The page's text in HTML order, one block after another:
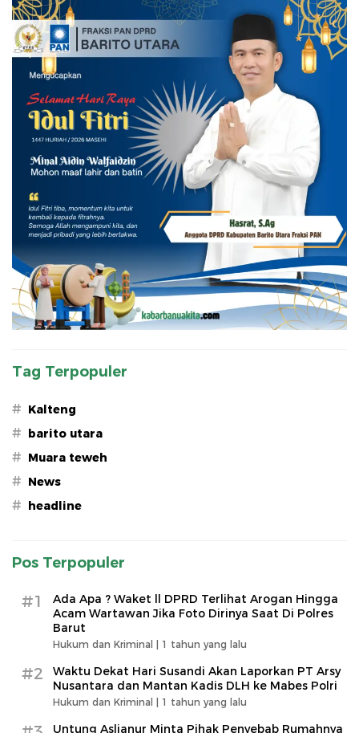
Tag Terpopuler
# Kalteng
# barito utara
# Muara teweh
# News
# headline
Pos Terpopuler
#1
Ada Apa ? Waket ll DPRD Terlihat Arogan Hingga
Acam Wartawan Jika Foto Dirinya Saat Di Polres
Barut
Hukum dan Kriminal | 1 tahun yang lalu
#2
Waktu Dekat Hari Susandi Akan Laporkan PT Arsy
Nusantara dan Mantan Kadis DLH ke Mabes Polri
Hukum dan Kriminal | 1 tahun yang lalu
Untung Aslianur Minta Pihak Penyebab Rumahnya